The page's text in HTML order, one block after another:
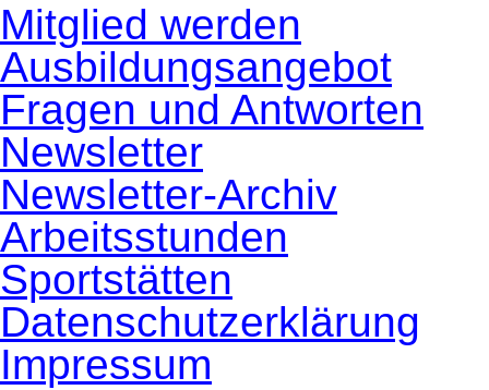
Navigation
überspringen
Mitglied werden
Ausbildungsangebot
Fragen und Antworten
Newsletter
Newsletter-Archiv
Arbeitsstunden
Sportstätten
Datenschutzerklärung
Impressum